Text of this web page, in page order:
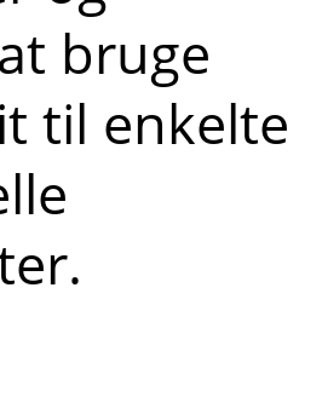
bruge
til enkelte